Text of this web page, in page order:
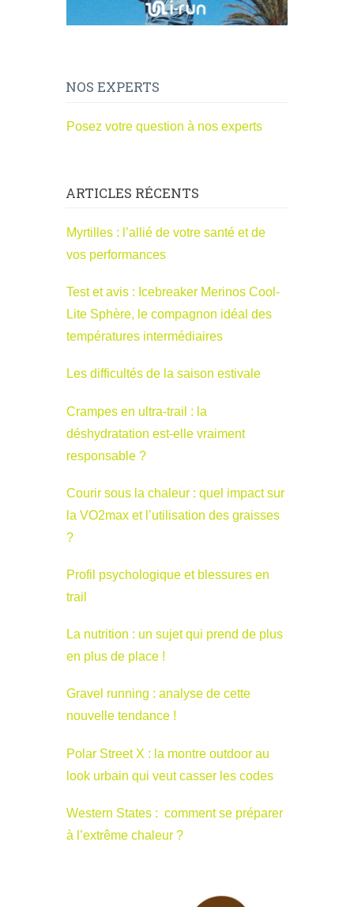
NOS EXPERTS
Posez votre question à nos experts
ARTICLES RÉCENTS
Myrtilles : l’allié de votre santé et de
vos performances
Test et avis : Icebreaker Merinos Cool-
Lite Sphère, le compagnon idéal des
températures intermédiaires
Les difficultés de la saison estivale
Crampes en ultra-trail : la
déshydratation est-elle vraiment
responsable ?
Courir sous la chaleur : quel impact sur
la VO2max et l’utilisation des graisses
?
Profil psychologique et blessures en
trail
La nutrition : un sujet qui prend de plus
en plus de place !
Gravel running : analyse de cette
nouvelle tendance !
Polar Street X : la montre outdoor au
look urbain qui veut casser les codes
Western States : comment se préparer
à l’extrême chaleur ?